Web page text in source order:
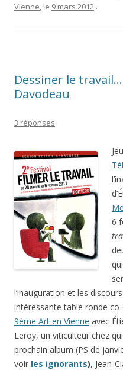
Vienne, le 9 mars 2012 .
Dessiner le
Davodeau
3 réponses
6
l’inauguration et les
intéressante table ronde
9ème Art en Vienne avec
Leroy, un viticulteur chez
prochain album (PS de
voir les ignorants), Jean-